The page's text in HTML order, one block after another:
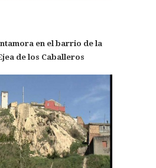
en el barrio de la
de los Caballeros